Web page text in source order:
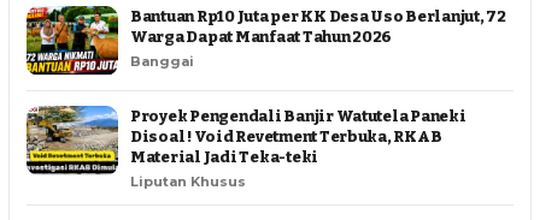
Bantuan Rp10 Juta per KK Desa Uso Berlanjut, 72
Warga Dapat Manfaat Tahun 2026
Banggai
Proyek Pengendali Banjir Watutela Paneki
Disoal ! Void Revetment Terbuka, RKAB
Material Jadi Teka-teki
Liputan Khusus